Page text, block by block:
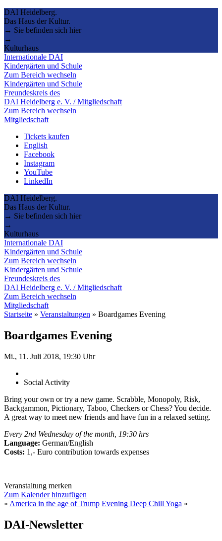
DAI Heidelberg.
Das Haus der Kultur.
→ Sie befinden sich hier
→
Kulturhaus
Internationale DAI
Kindergärten und Schule
Zum Bereich wechseln
Kindergärten und Schule
Freundeskreis des
DAI Heidelberg e. V. / Mitgliedschaft
Zum Bereich wechseln
Mitgliedschaft
Tickets kaufen
English
Facebook
Instagram
YouTube
LinkedIn
DAI Heidelberg.
Das Haus der Kultur.
→ Sie befinden sich hier
→
Kulturhaus
Internationale DAI
Kindergärten und Schule
Zum Bereich wechseln
Kindergärten und Schule
Freundeskreis des
DAI Heidelberg e. V. / Mitgliedschaft
Zum Bereich wechseln
Mitgliedschaft
Startseite » Veranstaltungen » Boardgames Evening
Boardgames Evening
Mi., 11. Juli 2018, 19:30 Uhr
Social Activity
Bring your own or try a new game. Scrabble, Monopoly, Risk,
Backgammon, Pictionary, Taboo, Checkers or Chess? You decide.
A great way to meet new friends and have fun in a relaxed setting.
Every 2nd Wednesday of the month, 19:30 hrs
Language: German/English
Costs: 1,- Euro contribution towards expenses
Veranstaltung merken
Zum Kalender hinzufügen
« America in the age of Trump Evening Deep Chill Yoga »
DAI-Newsletter